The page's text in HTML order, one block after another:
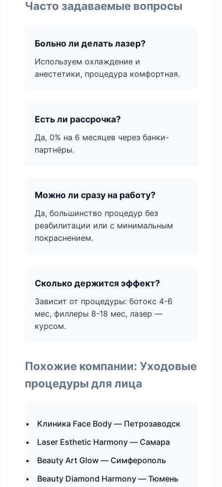
Часто задаваемые вопросы
Больно ли делать лазер?
Используем охлаждение и
анестетики, процедура комфортная.
Есть ли рассрочка?
Да, 0% на 6 месяцев через банки-
партнёры.
Можно ли сразу на работу?
Да, большинство процедур без
реабилитации или с минимальным
покраснением.
Сколько держится эффект?
Зависит от процедуры: ботокс 4-6
мес, филлеры 8-18 мес, лазер —
курсом.
Похожие компании: Уходовые
процедуры для лица
Клиника Face Body — Петрозаводск
Laser Esthetic Harmony — Самара
Beauty Art Glow — Симферополь
Beauty Diamond Harmony — Тюмень